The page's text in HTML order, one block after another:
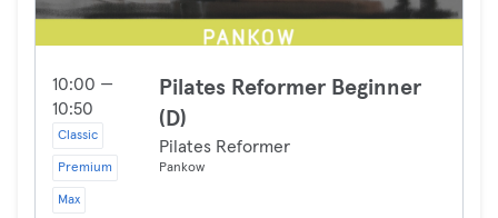
10:00 —
10:50
Classic
Premium
Max
Pilates Reformer Beginner
(D)
Pilates Reformer
Pankow